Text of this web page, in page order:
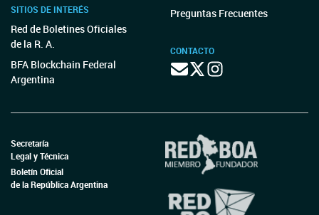
SITIOS DE INTERÉS
Red de Boletines Oficiales
de la R. A.
BFA Blockchain Federal
Argentina
Preguntas Frecuentes
CONTACTO
Secretaría
Legal y Técnica
Boletín Oficial
de la República Argentina